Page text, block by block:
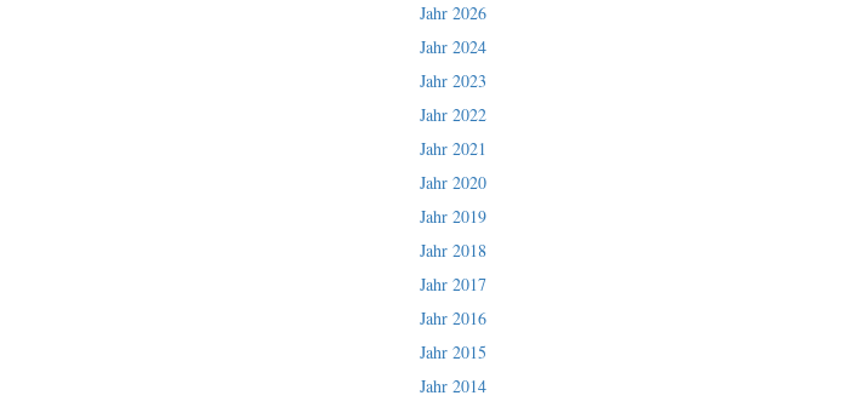
Jahr 2026
Jahr 2024
Jahr 2023
Jahr 2022
Jahr 2021
Jahr 2020
Jahr 2019
Jahr 2018
Jahr 2017
Jahr 2016
Jahr 2015
Jahr 2014